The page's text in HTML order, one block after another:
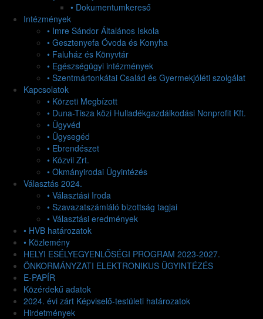
• Dokumentumkereső
Intézmények
• Imre Sándor Általános Iskola
• Gesztenyefa Óvoda és Konyha
• Faluház és Könyvtár
• Egészségügyi intézmények
• Szentmártonkátai Család és Gyermekjóléti szolgálat
Kapcsolatok
• Körzeti Megbízott
• Duna-Tisza közi Hulladékgazdálkodási Nonprofit Kft.
• Ügyvéd
• Ügysegéd
• Ebrendészet
• Közvil Zrt.
• Okmányirodai Ügyintézés
Választás 2024.
• Választási Iroda
• Szavazatszámláló bizottság tagjai
• Választási eredmények
• HVB határozatok
• Közlemény
HELYI ESÉLYEGYENLŐSÉGI PROGRAM 2023-2027.
ÖNKORMÁNYZATI ELEKTRONIKUS ÜGYINTÉZÉS
E-PAPÍR
Közérdekű adatok
2024. évi zárt Képviselő-testületi határozatok
Hirdetmények